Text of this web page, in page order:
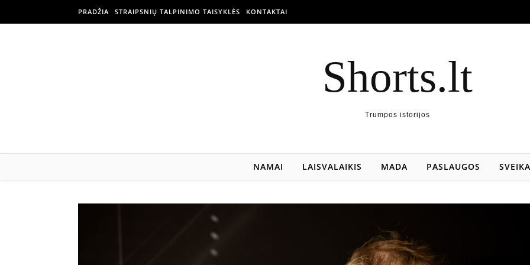
PRADŽIA STRAIPSNIŲ TALPINIMO TAISYKLĖS KONTAKTAI
Shorts.lt
Trumpos istorijos
NAMAI LAISVALAIKIS MADA PASLAUGOS